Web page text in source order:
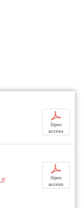
p
Open
access
p
Open
access